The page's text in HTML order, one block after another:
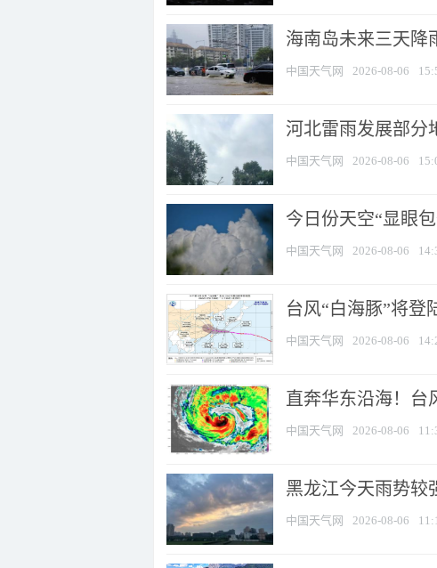
海南岛未来三天降
中国天气网 2026-08-06
河北雷雨发展部分
中国天气网 2026-08-06
今日份天空“显眼
中国天气网 2026-08-06
台风“白海豚”将登
中国天气网 2026-08-06
直奔华东沿海！台
中国天气网 2026-08-06
黑龙江今天雨势较
中国天气网 2026-08-06